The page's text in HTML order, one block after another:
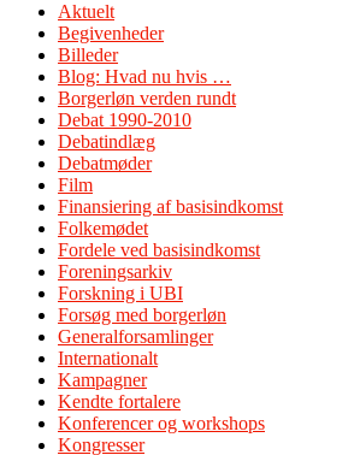
Aktuelt
Begivenheder
Billeder
Blog: Hvad nu hvis …
Borgerløn verden rundt
Debat 1990-2010
Debatindlæg
Debatmøder
Film
Finansiering af basisindkomst
Folkemødet
Fordele ved basisindkomst
Foreningsarkiv
Forskning i UBI
Forsøg med borgerløn
Generalforsamlinger
Internationalt
Kampagner
Kendte fortalere
Konferencer og workshops
Kongresser